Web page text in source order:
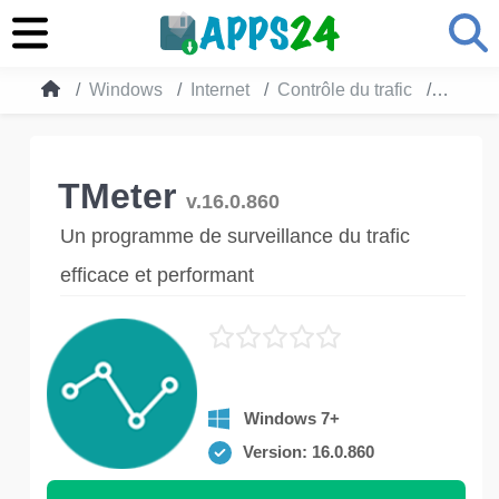
Windows Internet Contrôle du trafic TMeter
TMeter v.16.0.860
Un programme de surveillance du trafic
efficace et performant
Windows 7+
Version: 16.0.860